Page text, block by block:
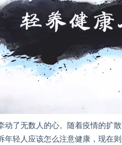
动了无数人的心。随着疫情的扩
年轻人应该怎么注意健康，现在